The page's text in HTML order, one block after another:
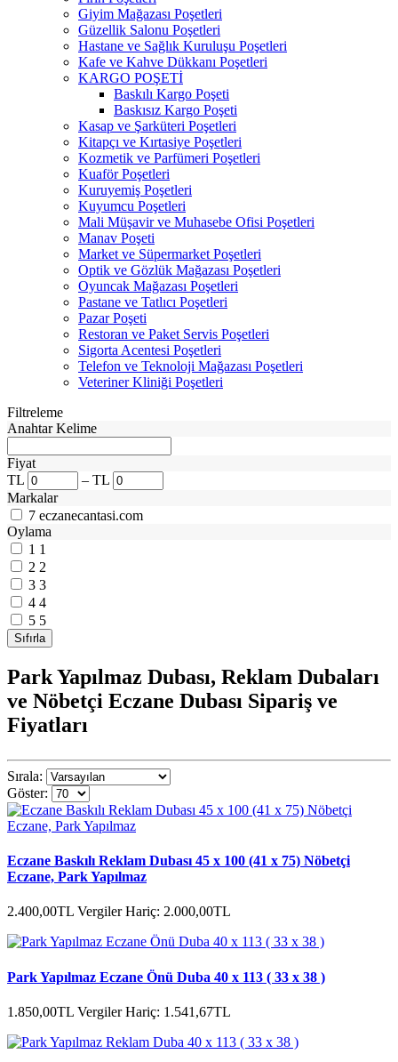
Giyim Mağazası Poşetleri
Güzellik Salonu Poşetleri
Hastane ve Sağlık Kuruluşu Poşetleri
Kafe ve Kahve Dükkanı Poşetleri
KARGO POŞETİ
Baskılı Kargo Poşeti
Baskısız Kargo Poşeti
Kasap ve Şarküteri Poşetleri
Kitapçı ve Kırtasiye Poşetleri
Kozmetik ve Parfümeri Poşetleri
Kuaför Poşetleri
Kuruyemiş Poşetleri
Kuyumcu Poşetleri
Mali Müşavir ve Muhasebe Ofisi Poşetleri
Manav Poşeti
Market ve Süpermarket Poşetleri
Optik ve Gözlük Mağazası Poşetleri
Oyuncak Mağazası Poşetleri
Pastane ve Tatlıcı Poşetleri
Pazar Poşeti
Restoran ve Paket Servis Poşetleri
Sigorta Acentesi Poşetleri
Telefon ve Teknoloji Mağazası Poşetleri
Veteriner Kliniği Poşetleri
Filtreleme
Anahtar Kelime
Fiyat
TL
– TL
Markalar
7 eczanecantasi.com
Oylama
1 1
2 2
3 3
4 4
5 5
Park Yapılmaz Dubası, Reklam Dubaları
ve Nöbetçi Eczane Dubası Sipariş ve
Fiyatları
Sırala:
Göster:
Eczane Baskılı Reklam Dubası 45 x 100 (41 x 75) Nöbetçi
Eczane, Park Yapılmaz
2.400,00TL Vergiler Hariç: 2.000,00TL
Park Yapılmaz Eczane Önü Duba 40 x 113 ( 33 x 38 )
1.850,00TL Vergiler Hariç: 1.541,67TL